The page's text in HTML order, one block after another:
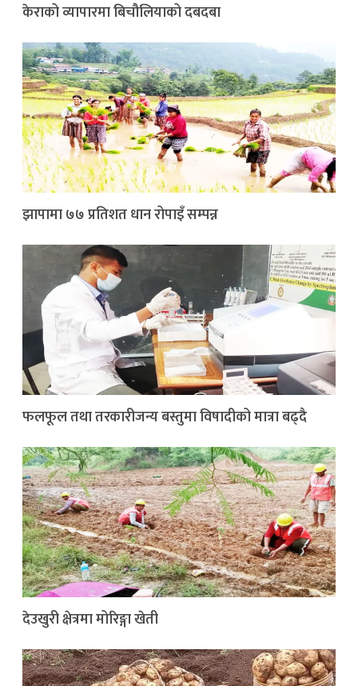
केराको व्यापारमा बिचौलियाको दबदबा
झापामा ७७ प्रतिशत धान रोपाइँ सम्पन्न
फलफूल तथा तरकारीजन्य बस्तुमा विषादीको मात्रा बढ्दै
देउखुरी क्षेत्रमा मोरिङ्गा खेती